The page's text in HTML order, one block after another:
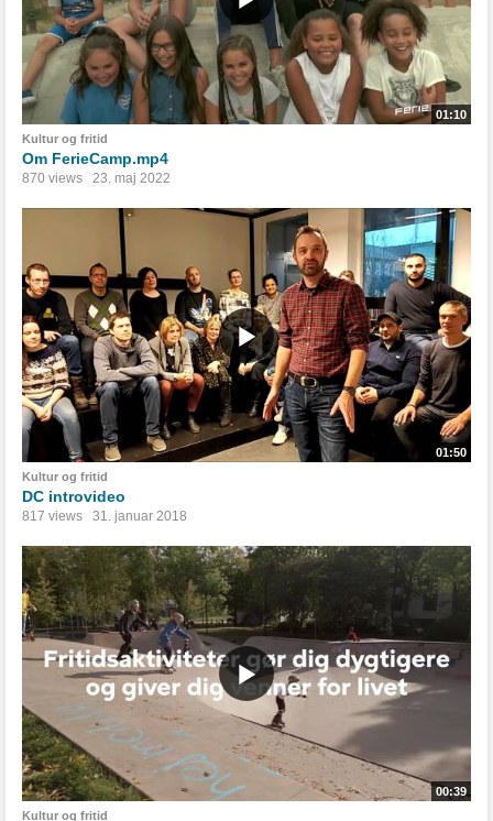
01:10
Kultur og fritid
Om FerieCamp.mp4
870 views 23. maj 2022
01:50
Kultur og fritid
DC introvideo
817 views 31. januar 2018
00:39
Kultur og fritid